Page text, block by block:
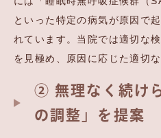
といった特定の病気が原因で
れています。当院では適切な
を見極め、原因に応じた適切
② 無理なく続け
の調整」を提案